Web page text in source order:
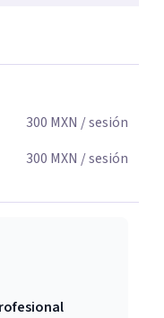
300 MXN / sesión
300 MXN / sesión